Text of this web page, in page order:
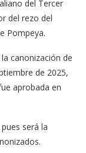
del Tercer
del rezo del
Pompeya.
canonización de
de 2025,
aprobada en
será la